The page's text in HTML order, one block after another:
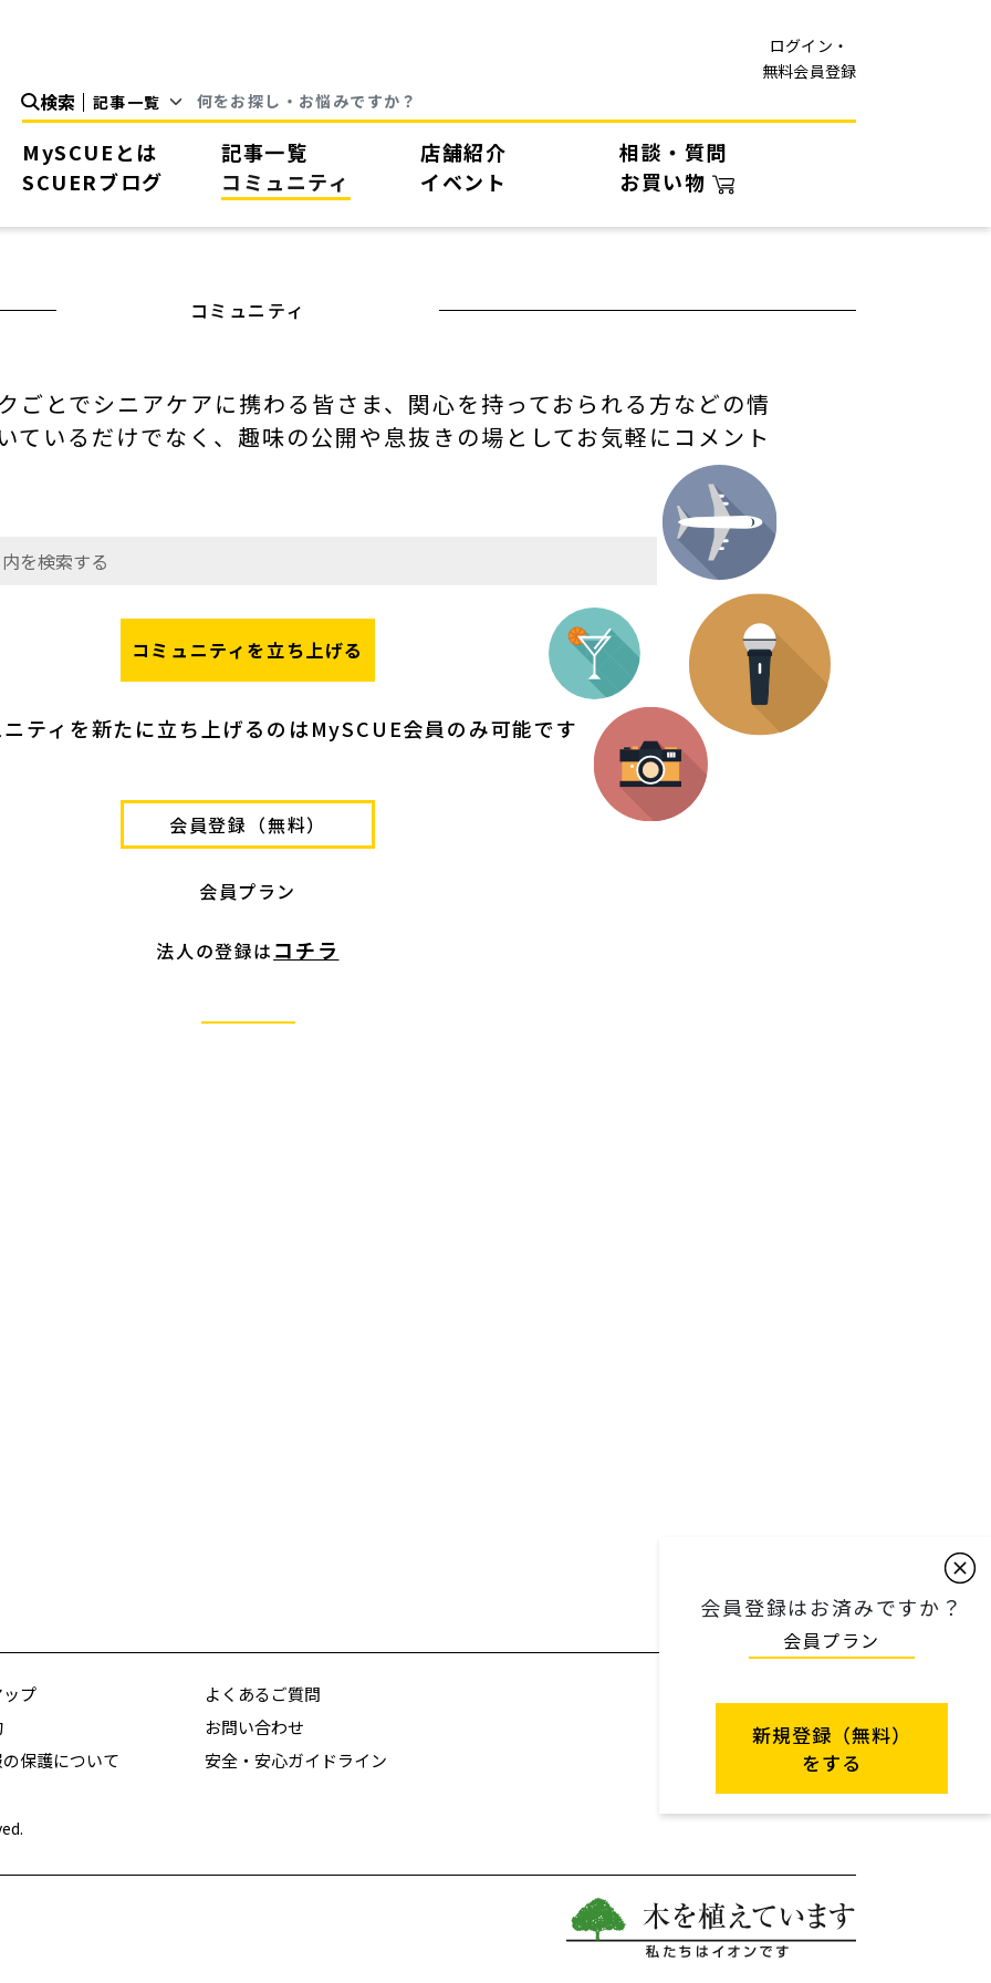
ログイン・
無料会員登録
検索
MySCUEとは 記事一覧 店舗紹介
相談・質問
SCUERブログ
コミュニティ イベント お買い物
コミュニティ
ごとでシニアケアに携わる皆さま、関心を持っておられる方などの情
ているだけでなく、趣味の公開や息抜きの場としてお気軽にコメント
コミュニティを立ち上げる
ティを新たに立ち上げるのはMySCUE会員のみ可能です
会員登録（無料）
会員プラン
法人の登録は コチラ
会員登録はお済みですか？
会員プラン
新規登録（無料）
をする
プ
保護について
よくあるご質問
お問い合わせ
安全・安心ガイドライン